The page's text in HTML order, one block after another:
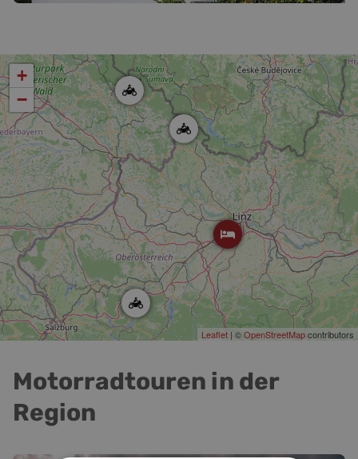
+
−
Leaflet | ©OpenStreetMapcontributors
Motorradtouren in der
Region